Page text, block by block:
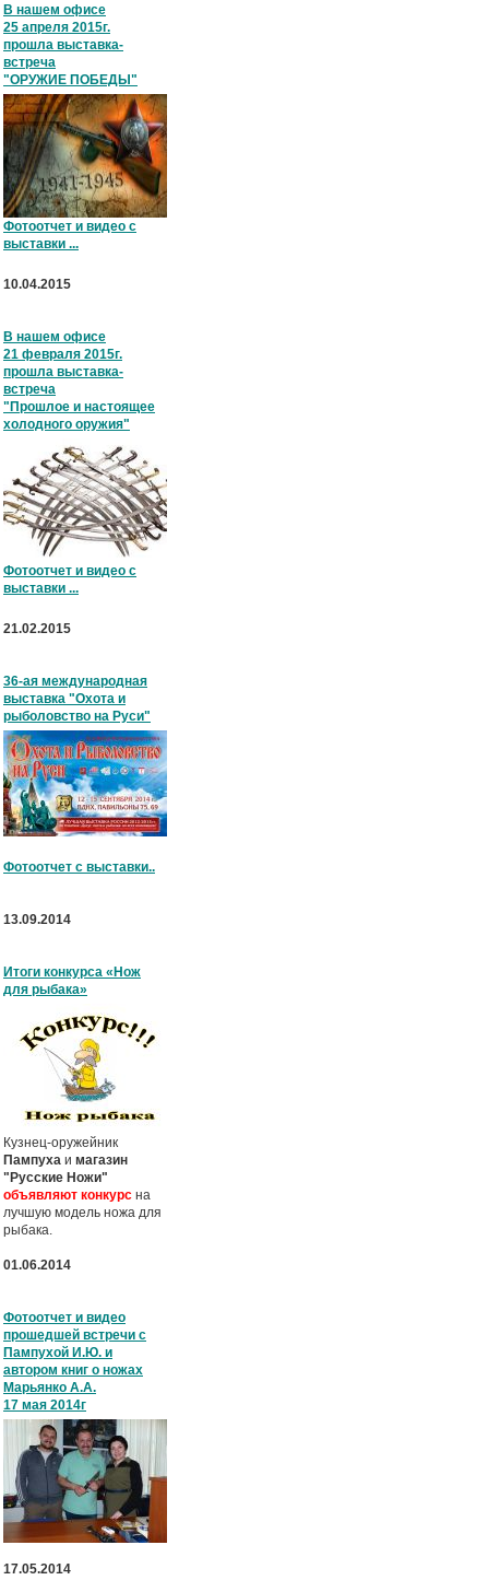
В нашем офисе
25 апреля 2015г.
прошла выставка-
встреча
"ОРУЖИЕ ПОБЕДЫ"
Фотоотчет и видео с
выставки ...
10.04.2015
В нашем офисе
21 февраля 2015г.
прошла выставка-
встреча
"Прошлое и настоящее
холодного оружия"
Фотоотчет и видео с
выставки ...
21.02.2015
36-ая международная
выставка "Охота и
рыболовство на Руси"
Фотоотчет с выставки..
13.09.2014
Итоги конкурса «Нож
для рыбака»
Кузнец-оружейник
Пампуха и магазин
"Русские Ножи"
объявляют конкурс на
лучшую модель ножа для
рыбака.
01.06.2014
Фотоотчет и видео
прошедшей встречи с
Пампухой И.Ю. и
автором книг о ножах
Марьянко А.А.
17 мая 2014г
17.05.2014